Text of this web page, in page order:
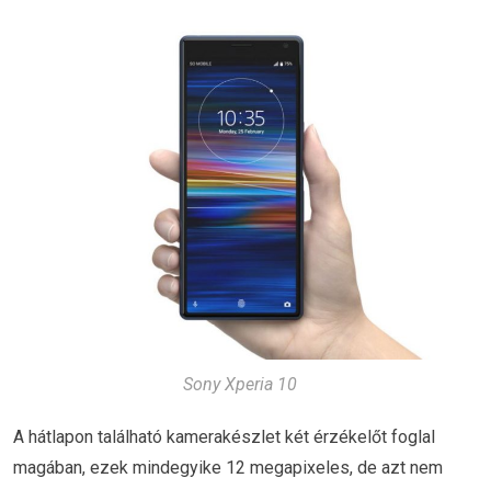
Sony Xperia 10
A hátlapon található kamerakészlet két érzékelőt foglal
magában, ezek mindegyike 12 megapixeles, de azt nem